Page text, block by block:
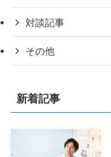
対談記事
その他
新着記事